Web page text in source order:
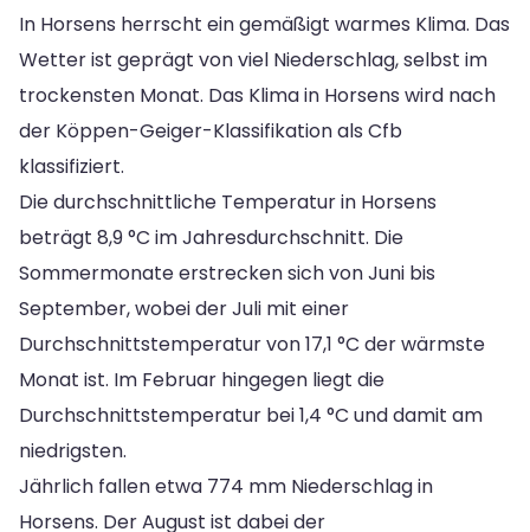
In Horsens herrscht ein gemäßigt warmes Klima. Das
Wetter ist geprägt von viel Niederschlag, selbst im
trockensten Monat. Das Klima in Horsens wird nach
der Köppen-Geiger-Klassifikation als Cfb
klassifiziert.
Die durchschnittliche Temperatur in Horsens
beträgt 8,9 °C im Jahresdurchschnitt. Die
Sommermonate erstrecken sich von Juni bis
September, wobei der Juli mit einer
Durchschnittstemperatur von 17,1 °C der wärmste
Monat ist. Im Februar hingegen liegt die
Durchschnittstemperatur bei 1,4 °C und damit am
niedrigsten.
Jährlich fallen etwa 774 mm Niederschlag in
Horsens. Der August ist dabei der